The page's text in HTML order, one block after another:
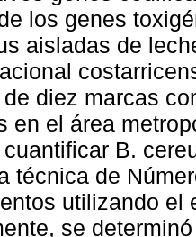
los genes
aisladas de
diez marcas
en el área
B.
técnica de
utilizando el
se